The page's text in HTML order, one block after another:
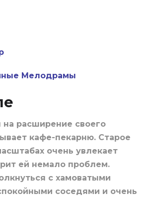
Мелодрамы
расширение своего
кафе-пекарню. Старое
очень увлекает
ей немало проблем.
с хамоватыми
соседями и очень